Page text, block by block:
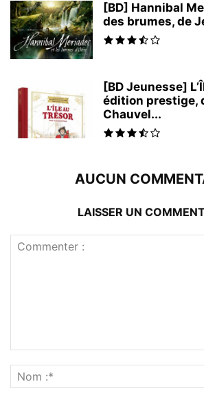
[BD] Hannibal
des brumes, de
[BD Jeunesse]
édition prestige,
Chauvel...
AUCUN
LAISSER UN